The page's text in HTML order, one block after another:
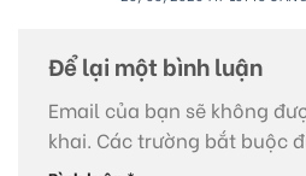
Để lại một bình luận
Email của bạn sẽ không
khai. Các trường bắt buộc